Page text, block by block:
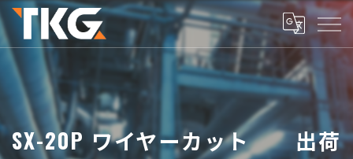
SX-20P ワイヤーカット 出荷